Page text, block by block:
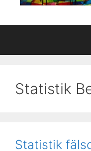
Statistik
Statistik